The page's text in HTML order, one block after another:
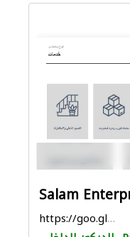
https://goo.gl/maps/qFRJoYjEZrezbmLr5